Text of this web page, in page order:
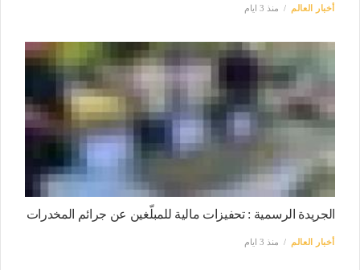
أخبار العالم منذ 3 ايام
الجريدة الرسمية : تحفيزات مالية للمبلّغين عن جرائم المخدرات
أخبار العالم منذ 3 ايام